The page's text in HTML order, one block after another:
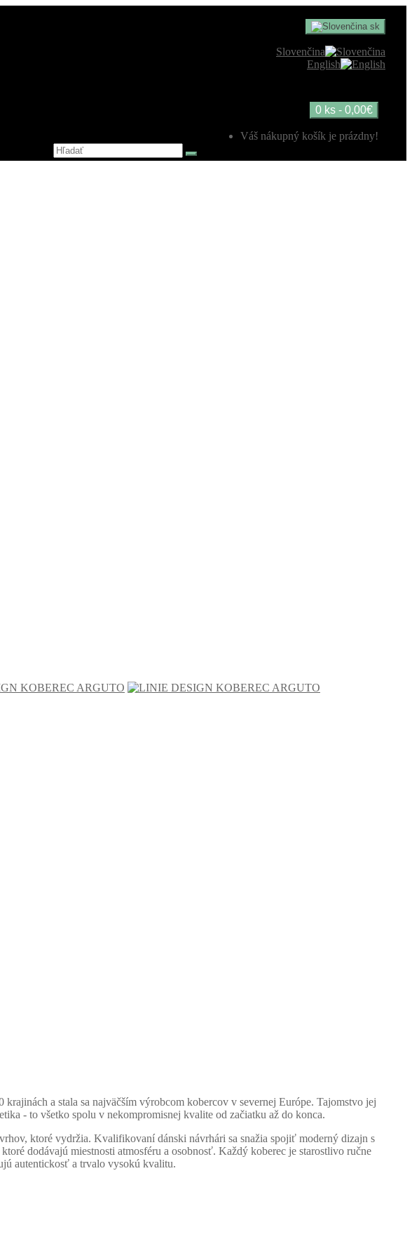
sk
Slovenčina
English
0 ks - 0,00€
Váš nákupný košík je prázdny!
a stala sa najväčším výrobcom kobercov v severnej Európe. Tajomstvo jej
- to všetko spolu v nekompromisnej kvalite od začiatku až do konca.
ktoré vydržia. Kvalifikovaní dánski návrhári sa snažia spojiť moderný dizajn s
dodávajú miestnosti atmosféru a osobnosť. Každý koberec je starostlivo ručne
autentickosť a trvalo vysokú kvalitu.